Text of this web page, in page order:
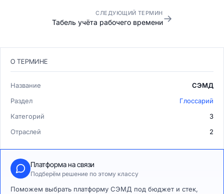
СЛЕДУЮЩИЙ ТЕРМИН
Табель учёта рабочего времени→
О ТЕРМИНЕ
Название
СЭМД
Раздел
Глоссарий
Категорий
3
Отраслей
2
Платформа на связи
Подберём решение по этому классу
Поможем выбрать платформу СЭМД под бюджет и стек,